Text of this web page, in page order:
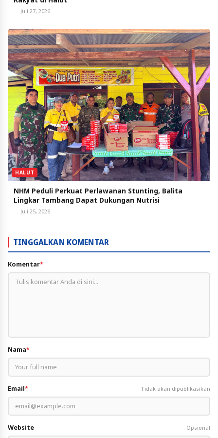
Juli 27, 2026
HALUT
NHM Peduli Perkuat Perlawanan Stunting, Balita
Lingkar Tambang Dapat Dukungan Nutrisi
Juli 25, 2026
TINGGALKAN KOMENTAR
Komentar*
Nama*
Email* Tidak akan dipublikasikan
Website Opsional